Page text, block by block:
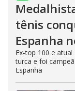
tênis
Espanha
Ex-top 100 e
turca e foi
Espanha